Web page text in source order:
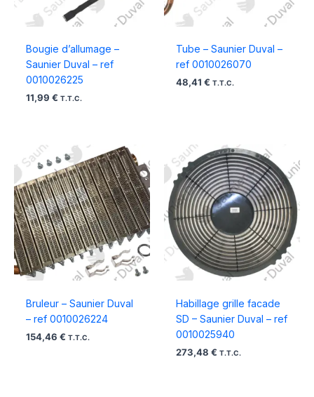
Bougie d’allumage –
Saunier Duval – ref
0010026225
11,99 € T.T.C.
Tube – Saunier Duval –
ref 0010026070
48,41 € T.T.C.
Bruleur – Saunier Duval
– ref 0010026224
154,46 € T.T.C.
Habillage grille facade
SD – Saunier Duval – ref
0010025940
273,48 € T.T.C.